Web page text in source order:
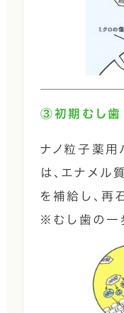
③初期むし歯
ナノ粒子薬用
は、エナメル
を補給し、再
※むし歯の一